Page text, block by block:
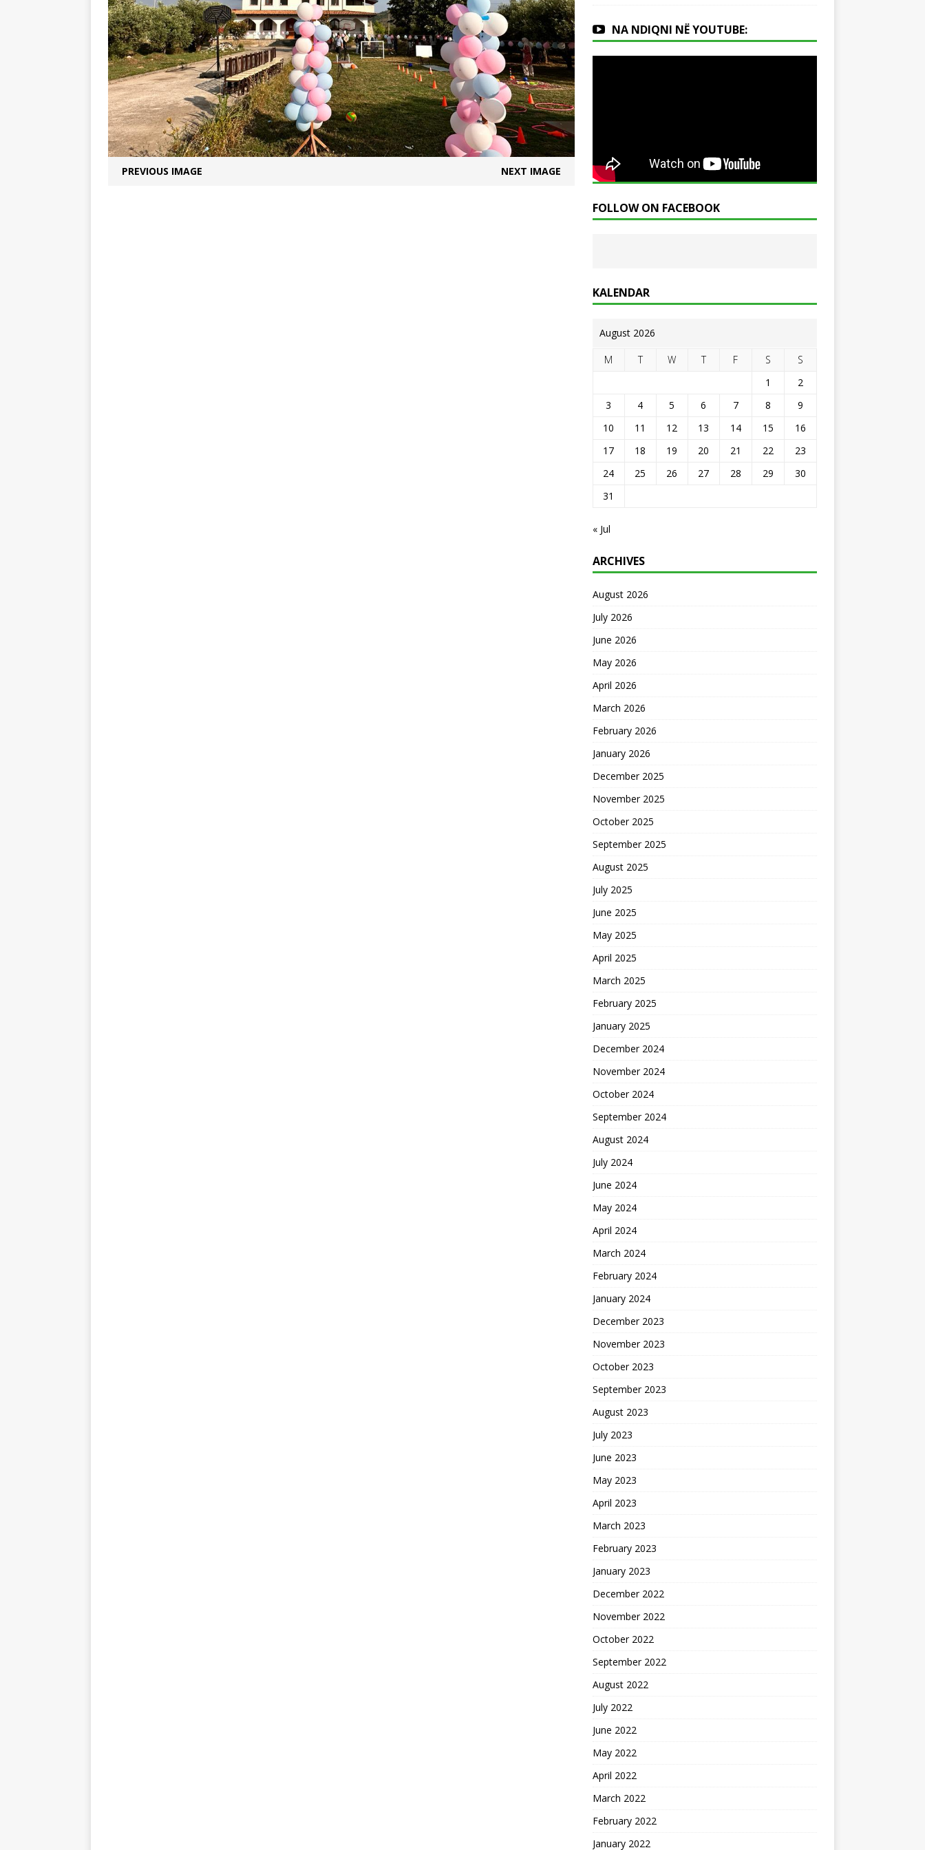
PREVIOUS IMAGE NEXT IMAGE
NA NDIQNI NË YOUTUBE:
FOLLOW ON FACEBOOK
KALENDAR
August 2026
M T W T F S
S
1
2
3
4 5 6 7 8
9
10
11 12 13 14 15
16
17
18 19 20 21 22
23
24
25 26 27 28 29
30
31
« Jul
ARCHIVES
August 2026
July 2026
June 2026
May 2026
April 2026
March 2026
February 2026
January 2026
December 2025
November 2025
October 2025
September 2025
August 2025
July 2025
June 2025
May 2025
April 2025
March 2025
February 2025
January 2025
December 2024
November 2024
October 2024
September 2024
August 2024
July 2024
June 2024
May 2024
April 2024
March 2024
February 2024
January 2024
December 2023
November 2023
October 2023
September 2023
August 2023
July 2023
June 2023
May 2023
April 2023
March 2023
February 2023
January 2023
December 2022
November 2022
October 2022
September 2022
August 2022
July 2022
June 2022
May 2022
April 2022
March 2022
February 2022
January 2022